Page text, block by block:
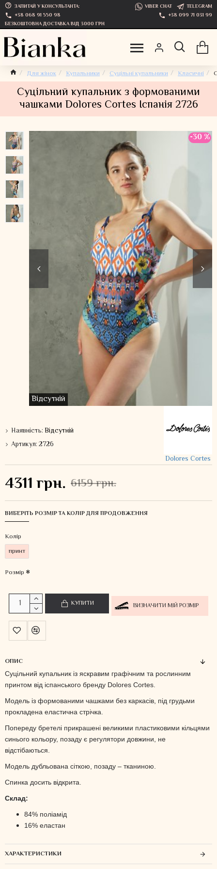
ЗАПИТАЙ У КОНСУЛЬТАНТА: VIBER CHAT
TELEGRAM
+38 068 91 550 98
+38 099 71 031 99
БЕЗКОШТОВНА ДОСТАВКА ВІД 3000 ГРН
Для жінок Купальники Суцільні купальники Класичні
Суцільний купальник з формованими
чашками Dolores Cortes Іспанія 2726
-30 %
Відсутній
Наявність:Відсутній
Артикул:2726
Dolores Cortes
6159 грн.
4311 грн.
ВИБЕРІТЬ РОЗМІР ТА КОЛІР ДЛЯ ПРОДОВЖЕННЯ
Колiр
принт
Розмір
КУПИТИ ВИЗНАЧИТИ МІЙ РОЗМІР
ОПИС
Суцільний купальник із яскравим графічним та рослинним
принтом від іспанського бренду Dolores Cortes.
Модель із формованими чашками без каркасів, під грудьми
прокладена еластична стрічка.
Попереду бретелі прикрашені великими пластиковими кільцями
синього кольору, позаду є регулятори довжини, не
відстібаються.
Модель дубльована сіткою, позаду – тканиною.
Спинка досить відкрита.
Склад:
84% поліамід
16% еластан
ХАРАКТЕРИСТИКИ